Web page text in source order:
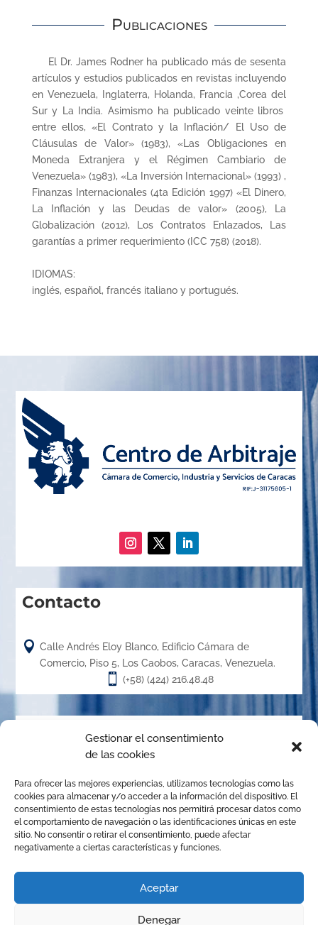
Gestionar el consentimiento
de las cookies
Para ofrecer las mejores experiencias, utilizamos tecnologías como las
cookies para almacenar y/o acceder a la información del dispositivo. El
consentimiento de estas tecnologías nos permitirá procesar datos como
el comportamiento de navegación o las identificaciones únicas en este
sitio. No consentir o retirar el consentimiento, puede afectar
negativamente a ciertas características y funciones.
Aceptar
Denegar
Publicaciones
El Dr. James Rodner ha publicado más de sesenta
artículos y estudios publicados en revistas incluyendo
en Venezuela, Inglaterra, Holanda, Francia ,Corea del
Sur y La India. Asimismo ha publicado veinte libros
entre ellos, «El Contrato y la Inflación/ El Uso de
Cláusulas de Valor» (1983), «Las Obligaciones en
Moneda Extranjera y el Régimen Cambiario de
Venezuela» (1983), «La Inversión Internacional» (1993) ,
Finanzas Internacionales (4ta Edición 1997) «El Dinero,
La Inflación y las Deudas de valor» (2005), La
Globalización (2012), Los Contratos Enlazados, Las
garantías a primer requerimiento (ICC 758) (2018).
IDIOMAS:
inglés, español, francés italiano y portugués.
Contacto
 Calle Andrés Eloy Blanco, Edificio Cámara de
Comercio, Piso 5, Los Caobos, Caracas, Venezuela.
 (+58) (424) 216.48.48
Acerca de
creado en el año 1.989, es un órgano de la Cámara de
Comercio, Industria y Servicios de Caracas, organizado de
conformidad con las disposiciones de la Ley de Arbitraje
Comercial para promover la solución de conflictos
cualquier otro mecanismo alternativo de solución de